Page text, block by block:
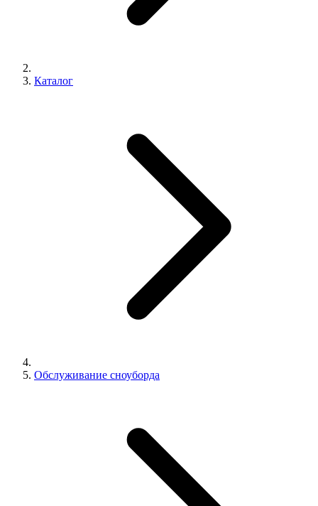
Каталог
Обслуживание сноуборда